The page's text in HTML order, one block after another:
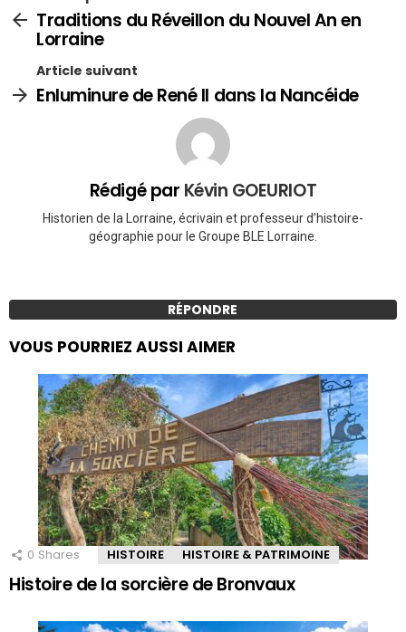
Traditions du Réveillon du Nouvel An en
Lorraine
Article suivant
Enluminure de René II dans la Nancéide
Rédigé par Kévin GOEURIOT
Historien de la Lorraine, écrivain et professeur d’histoire-
géographie pour le Groupe BLE Lorraine.
RÉPONDRE
VOUS POURRIEZ AUSSI AIMER
0 Shares HISTOIRE HISTOIRE & PATRIMOINE
Histoire de la sorcière de Bronvaux